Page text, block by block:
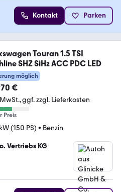
Kontakt Parken
Touran 1.5 TSI
SHZ SiHz ACC PDC LED
möglich
€
ggf. zzgl. Lieferkosten
Preis
(150 PS) • Benzin
Vertriebs KG